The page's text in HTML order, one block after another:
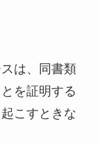
は、同書類
を証明する
こすときな